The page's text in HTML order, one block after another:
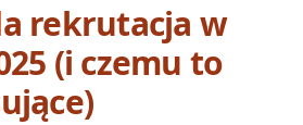
rekrutacja w
(i czemu to